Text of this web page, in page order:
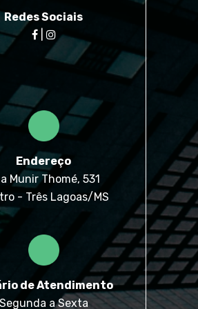
Redes Sociais
Endereço
Munir Thomé, 531
- Três Lagoas/MS
de Atendimento
Segunda a Sexta